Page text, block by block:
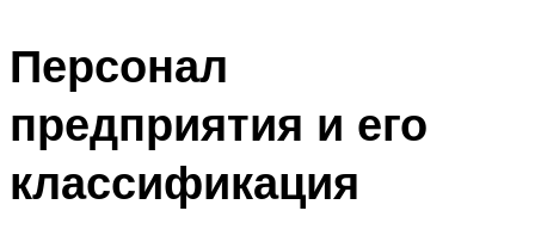
Персонал
предприятия и его
классификация